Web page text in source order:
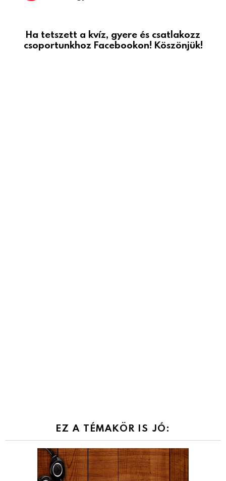
Ha tetszett a kvíz, gyere és csatlakozz
csoportunkhoz Facebookon! Köszönjük!
EZ A TÉMAKÖR IS JÓ: